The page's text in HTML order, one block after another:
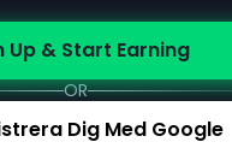
Up & Start Earning
OR
Dig Med Google